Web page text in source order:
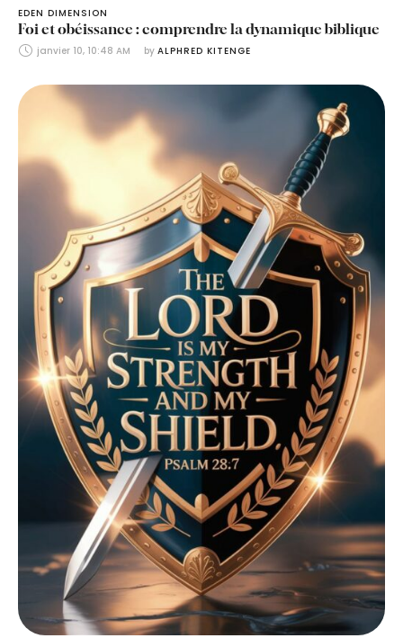
EDEN DIMENSION
Foi et obéissance : comprendre la dynamique biblique
janvier 10, 10:48 AM by ALPHRED KITENGE